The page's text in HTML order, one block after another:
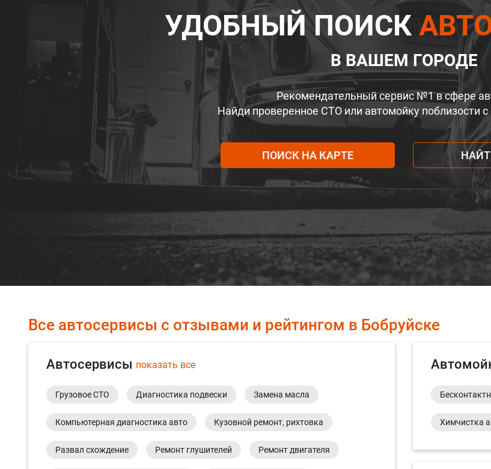
УДОБНЫЙ ПОИСК
В ВАШЕМ ГОРОДЕ
Рекомендательный сервис №1 в сфере
Найди проверенное СТО или автомойку поблизости
ПОИСК НА КАРТЕ
Все автосервисы с отзывами и рейтингом в Бобруйске
Автосервисы показать все
Грузовое СТО Диагностика подвески Замена масла
Компьютерная диагностика авто Кузовной ремонт, рихтовка
Развал схождение Ремонт глушителей Ремонт двигателя
Химчистка